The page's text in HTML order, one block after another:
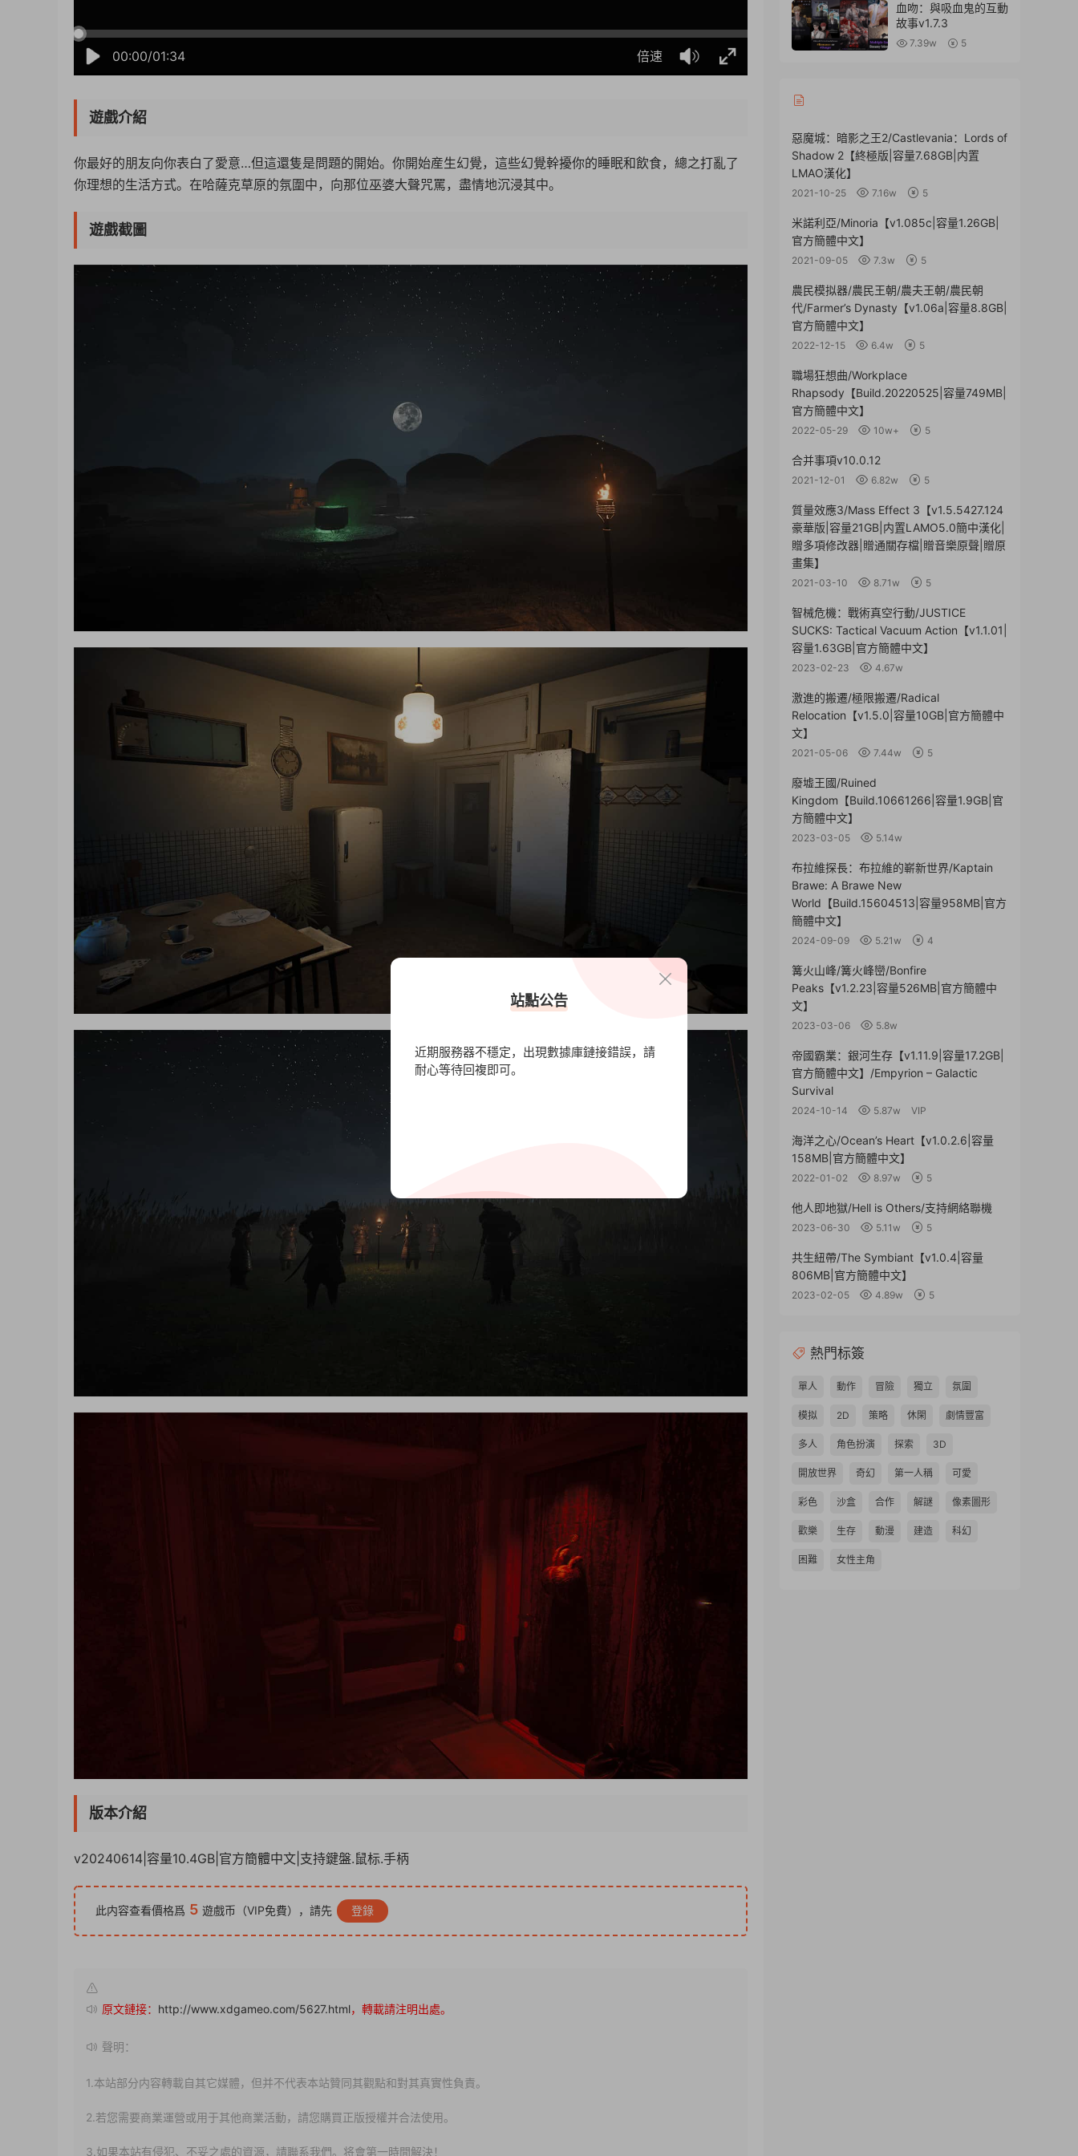
00:00/01:34 倍速
遊戲介紹
你最好的朋友向你表白了愛意…但這還隻是問題的開始。你開始産生幻覺，這些幻覺幹擾你的睡眠和飲食，總之打亂了
你理想的生活方式。在哈薩克草原的氛圍中，向那位巫婆大聲咒罵，盡情地沉浸其中。
遊戲截圖
版本介紹
v20240614|容量10.4GB|官方簡體中文|支持鍵盤.鼠标.手柄
此内容查看價格爲 5 遊戲币（VIP免費），請先 登錄
原文鏈接： http://www.xdgameo.com/5627.html，轉載請注明出處。
聲明：
1.本站部分内容轉載自其它媒體，但并不代表本站贊同其觀點和對其真實性負責。
2.若您需要商業運營或用于其他商業活動，請您購買正版授權并合法使用。
3.如果本站有侵犯、不妥之處的資源，請聯系我們。将會第一時間解決！
文】
血吻：與吸血鬼的互動
故事v1.7.3
7.39w 5
惡魔城：暗影之王2/Castlevania：Lords of
Shadow 2【終極版|容量7.68GB|内置
LMAO漢化】
2021-10-25 7.16w 5
米諾利亞/Minoria【v1.085c|容量1.26GB|
官方簡體中文】
2021-09-05 7.3w 5
農民模拟器/農民王朝/農夫王朝/農民朝
代/Farmer’s Dynasty【v1.06a|容量8.8GB|
官方簡體中文】
2022-12-15 6.4w 5
職場狂想曲/Workplace
Rhapsody【Build.20220525|容量749MB|
官方簡體中文】
2022-05-29 10w+ 5
合并事項v10.0.12
2021-12-01 6.82w 5
質量效應3/Mass Effect 3【v1.5.5427.124
豪華版|容量21GB|内置LAMO5.0簡中漢化|
贈多項修改器|贈通關存檔|贈音樂原聲|贈原
畫集】
2021-03-10 8.71w 5
智械危機：戰術真空行動/JUSTICE
SUCKS: Tactical Vacuum Action【v1.1.01|
容量1.63GB|官方簡體中文】
2023-02-23 4.67w
激進的搬遷/極限搬遷/Radical
Relocation【v1.5.0|容量10GB|官方簡體中
文】
2021-05-06 7.44w 5
廢墟王國/Ruined
Kingdom【Build.10661266|容量1.9GB|官
方簡體中文】
2023-03-05 5.14w
布拉維探長：布拉維的嶄新世界/Kaptain
Brawe: A Brawe New
World【Build.15604513|容量958MB|官方
簡體中文】
2024-09-09 5.21w 4
篝火山峰/篝火峰巒/Bonfire
Peaks【v1.2.23|容量526MB|官方簡體中
文】
2023-03-06 5.8w
帝國霸業：銀河生存【v1.11.9|容量17.2GB|
官方簡體中文】/Empyrion – Galactic
Survival
2024-10-14 5.87w VIP
海洋之心/Ocean’s Heart【v1.0.2.6|容量
158MB|官方簡體中文】
2022-01-02 8.97w 5
他人即地獄/Hell is Others/支持網絡聯機
2023-06-30 5.11w 5
共生紐帶/The Symbiant【v1.0.4|容量
806MB|官方簡體中文】
2023-02-05 4.89w 5
熱門标簽
單人 動作 冒險 獨立 氛圍
模拟 2D 策略 休閑 劇情豐富
多人 角色扮演 探索 3D
開放世界 奇幻 第一人稱 可愛
彩色 沙盒 合作 解謎 像素圖形
歡樂 生存 動漫 建造 科幻
困難 女性主角
站點公告
近期服務器不穩定，出現數據庫鏈接錯誤，請
耐心等待回複即可。